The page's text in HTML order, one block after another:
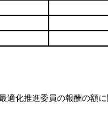
化推進委員の報酬の額